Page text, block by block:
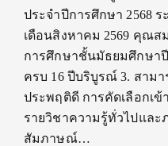
ประจําปีการศึกษา 2568
เดือนสิงหาคม 2569 คุณส
การศึกษาชั้นมัธยมศึกษาปี
ครบ 16 ปีบริบูรณ์ 3. สาม
ประพฤติดี การคัดเลือกเ
รายวิชาความรู้ทั่วไปและ
สัมภาษณ์…